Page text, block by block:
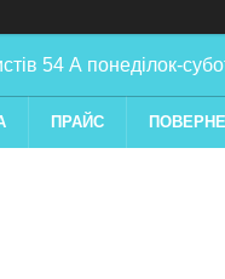
54 А понеділок-
ПРАЙС